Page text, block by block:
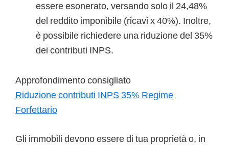
essere esonerato, versando solo il 24,48%
del reddito imponibile (ricavi x 40%). Inoltre,
è possibile richiedere una riduzione del 35%
dei contributi INPS.
Approfondimento consigliato
Riduzione contributi INPS 35% Regime
Forfettario
Gli immobili devono essere di tua proprietà o, in